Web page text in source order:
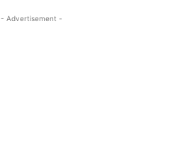
- Advertisement -